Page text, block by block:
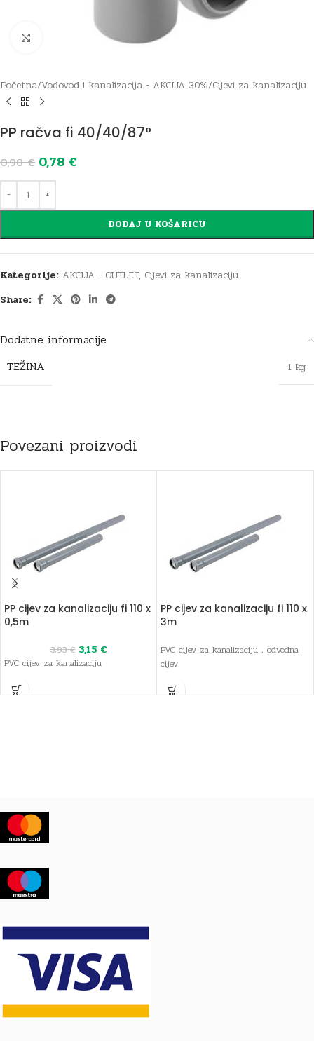
Click to enlarge
Početna/Vodovod i kanalizacija - AKCIJA 30%/Cijevi za kanalizaciju
PP račva fi 40/40/87°
0,98€ 0,78 €
DODAJ U KOŠARICU
Kategorije: AKCIJA - OUTLET, Cijevi za kanalizaciju
Share:
Dodatne informacije
TEŽINA
1 kg
Povezani proizvodi
PP cijev za kanalizaciju fi 110 x
0,5m
3,93€ 3,15 €
PVC cijev za kanalizaciju
PP cijev za kanalizaciju fi 110 x
3m
PVC cijev za kanalizaciju , odvodna
cijev